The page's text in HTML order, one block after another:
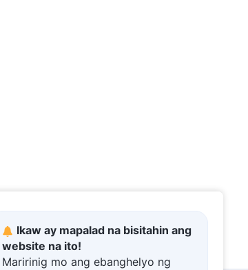
Ikaw ay mapalad na bisitahin ang
website na ito!
Maririnig mo ang ebanghelyo ng